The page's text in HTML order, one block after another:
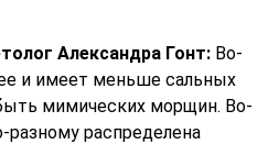
Александра Гонт: Во-
и имеет меньше сальных
мимических морщин. Во-
разному распределена